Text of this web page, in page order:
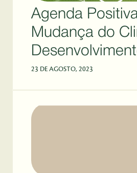
Agenda
Mudança do
Sustentável
23 DE AGOSTO, 2023